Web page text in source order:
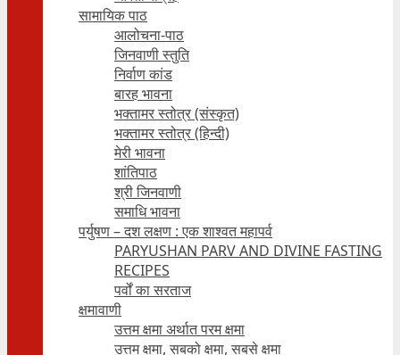
सामायिक पाठ
आलोचना-पाठ
जिनवाणी स्तुति
निर्वाण कांड
बारह भावना
भक्तामर स्तोत्र (संस्कृत)
भक्तामर स्तोत्र (हिन्दी)
मेरी भावना
शांतिपाठ
श्री जिनवाणी
समाधि भावना
पर्युषण – दश लक्षण : एक शाश्वत महापर्व
PARYUSHAN PARV AND DIVINE FASTING
RECIPES
पर्वों का सरताज
क्षमावाणी
उत्तम क्षमा अर्थात परम क्षमा
उत्तम क्षमा, सबको क्षमा, सबसे क्षमा